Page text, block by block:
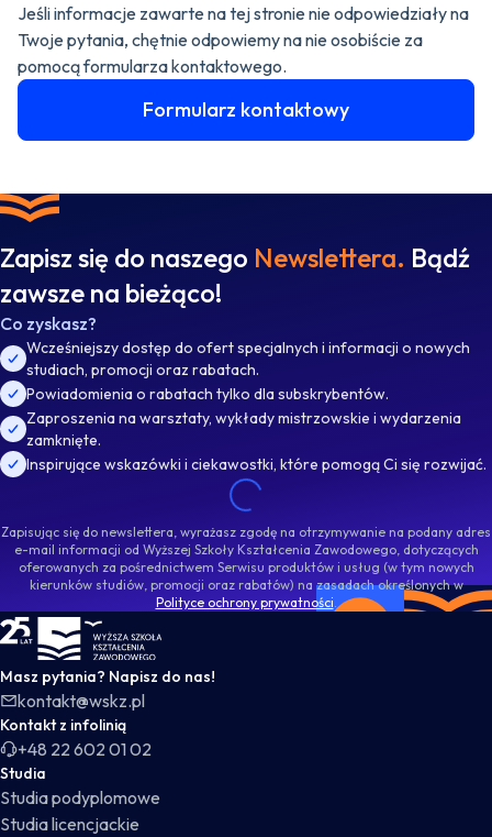
Jeśli informacje zawarte na tej stronie nie odpowiedziały na
Twoje pytania, chętnie odpowiemy na nie osobiście za
pomocą formularza kontaktowego.
Formularz kontaktowy
Zapisz się do naszego Newslettera. Bądź
zawsze na bieżąco!
Co zyskasz?
Wcześniejszy dostęp do ofert specjalnych i informacji o nowych
studiach, promocji oraz rabatach.
Powiadomienia o rabatach tylko dla subskrybentów.
Zaproszenia na warsztaty, wykłady mistrzowskie i wydarzenia
zamknięte.
Inspirujące wskazówki i ciekawostki, które pomogą Ci się rozwijać.
Zapisując się do newslettera, wyrażasz zgodę na otrzymywanie na podany adres
e-mail informacji od Wyższej Szkoły Kształcenia Zawodowego, dotyczących
oferowanych za pośrednictwem Serwisu produktów i usług (w tym nowych
kierunków studiów, promocji oraz rabatów) na zasadach określonych w
Polityce ochrony prywatności
WSKZ - strona główna
Masz pytania? Napisz do nas!
kontakt@wskz.pl
Kontakt z infolinią
+48 22 602 01 02
Studia
Studia podyplomowe
Studia licencjackie